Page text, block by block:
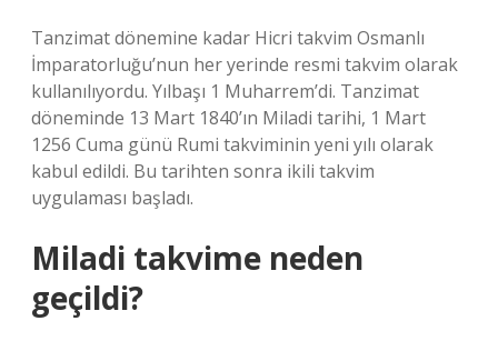
Tanzimat dönemine kadar Hicri takvim Osmanlı
İmparatorluğu’nun her yerinde resmi takvim olarak
kullanılıyordu. Yılbaşı 1 Muharrem’di. Tanzimat
döneminde 13 Mart 1840’ın Miladi tarihi, 1 Mart
1256 Cuma günü Rumi takviminin yeni yılı olarak
kabul edildi. Bu tarihten sonra ikili takvim
uygulaması başladı.
Miladi takvime neden
geçildi?